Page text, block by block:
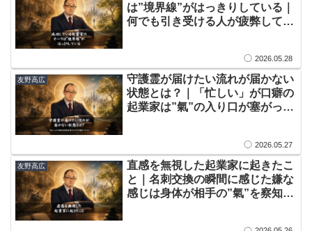
は”境界線”がはっきりしている｜
何でも引き受ける人が疲弊してい
2026.05.28
友野高広
​守護霊が届けたい流れが届かない
状態とは？｜「忙しい」が口癖の
起業家は”氣”の入り口が塞がって
2026.05.27
友野高広
​​直感を無視した起業家に起きたこ
と｜名刺交換の瞬間に感じた嫌な
感じは身体が相手の”氣”を察知し